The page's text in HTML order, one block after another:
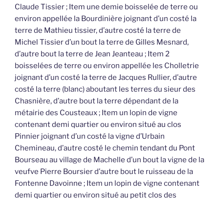
Claude Tissier ; Item une demie boisselée de terre ou
environ appellée la Bourdinière joignant d’un costé la
terre de Mathieu tissier, d’autre costé la terre de
Michel Tissier d’un bout la terre de Gilles Mesnard,
d’autre bout la terre de Jean Jeanteau ; Item 2
boisselées de terre ou environ appellée les Cholletrie
joignant d’un costé la terre de Jacques Rullier, d’autre
costé la terre (blanc) aboutant les terres du sieur des
Chasnière, d’autre bout la terre dépendant de la
métairie des Cousteaux ; Item un lopin de vigne
contenant demi quartier ou environ situé au clos
Pinnier joignant d’un costé la vigne d’Urbain
Chemineau, d’autre costé le chemin tendant du Pont
Bourseau au village de Machelle d’un bout la vigne de la
veufve Pierre Boursier d’autre bout le ruisseau de la
Fontenne Davoinne ; Item un lopin de vigne contenant
demi quartier ou environ situé au petit clos des